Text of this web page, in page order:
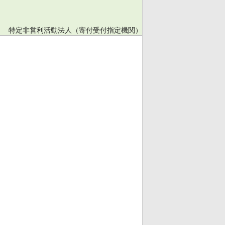
特定非営利活動法人（寄付受付指定機関）